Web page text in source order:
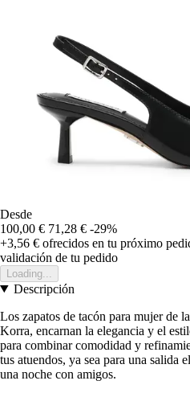
Desde
100,00 € 71,28 € -29%
+3,56 € ofrecidos en tu próximo
validación de tu pedido
Loading...
Descripción
Los zapatos de tacón para mujer de
Korra, encarnan la elegancia y el
para combinar comodidad y
tus atuendos, ya sea para una salida
una noche con amigos.